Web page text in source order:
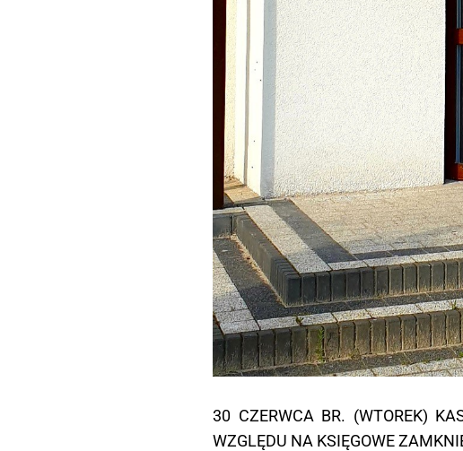
30 CZERWCA BR. (WTOREK)
WZGLĘDU NA KSIĘGOWE